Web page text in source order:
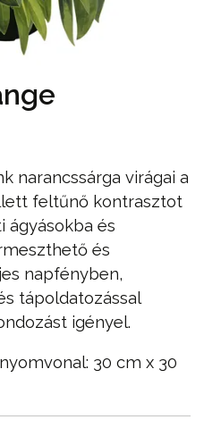
narancssárga virágai a
feltűnő kontrasztot
ágyásokba és
és
napfényben,
tápoldatozással
igényel.
30 cm x 30